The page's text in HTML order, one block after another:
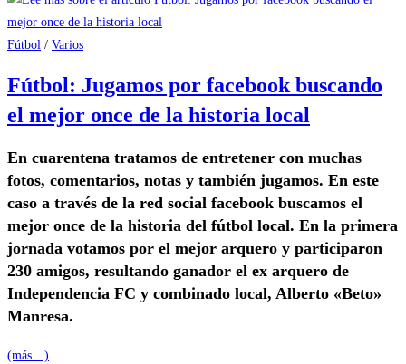
Fútbol / Varios
Fútbol: Jugamos por facebook buscando
el mejor once de la historia local
En cuarentena tratamos de entretener con muchas
fotos, comentarios, notas y también jugamos. En este
caso a través de la red social facebook buscamos el
mejor once de la historia del fútbol local. En la primera
jornada votamos por el mejor arquero y participaron
230 amigos, resultando ganador el ex arquero de
Independencia FC y combinado local, Alberto «Beto»
Manresa.
(más…)